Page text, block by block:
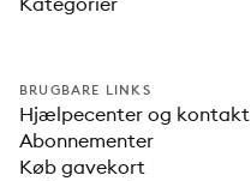
BRUGBARE LINKS
Hjælpecenter og kontakt
Abonnementer
Køb gavekort